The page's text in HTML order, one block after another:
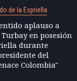
de la Espriella
aplauso a
en posesión
durante
del
Colombia"